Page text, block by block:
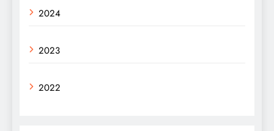
2024
2023
2022